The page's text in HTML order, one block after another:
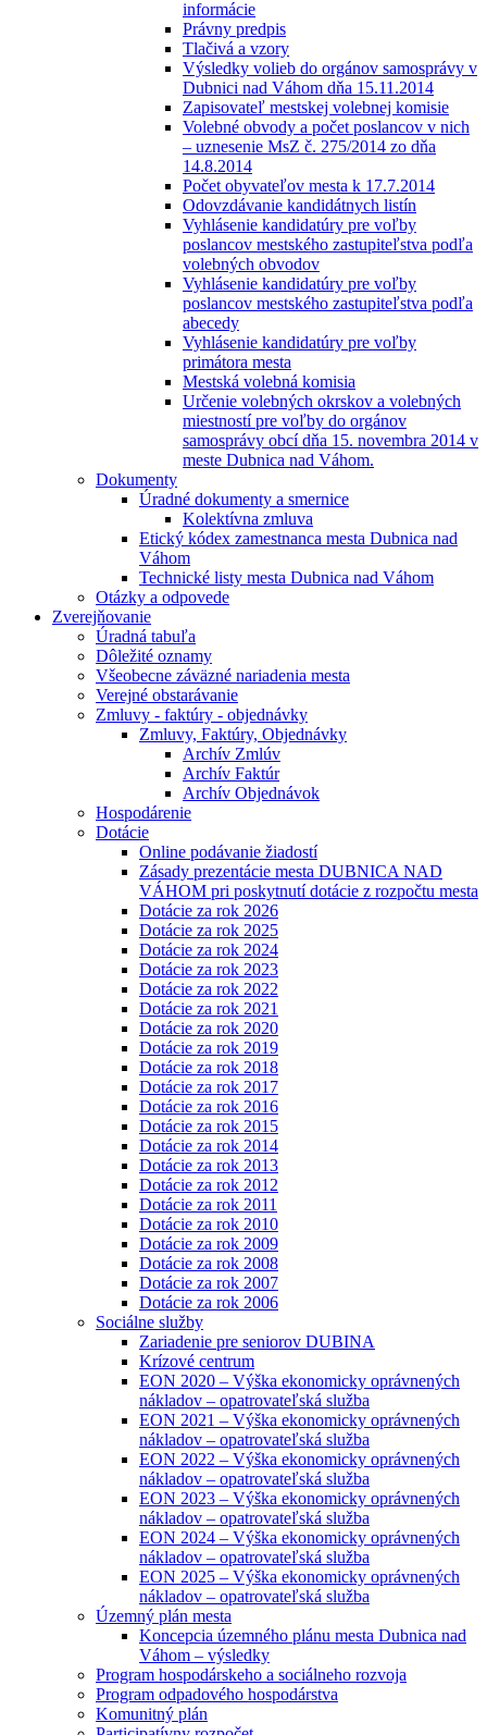
informácie
Právny predpis
Tlačivá a vzory
Výsledky volieb do orgánov samosprávy v
Dubnici nad Váhom dňa 15.11.2014
Zapisovateľ mestskej volebnej komisie
Volebné obvody a počet poslancov v nich
– uznesenie MsZ č. 275/2014 zo dňa
14.8.2014
Počet obyvateľov mesta k 17.7.2014
Odovzdávanie kandidátnych listín
Vyhlásenie kandidatúry pre voľby
poslancov mestského zastupiteľstva podľa
volebných obvodov
Vyhlásenie kandidatúry pre voľby
poslancov mestského zastupiteľstva podľa
abecedy
Vyhlásenie kandidatúry pre voľby
primátora mesta
Mestská volebná komisia
Určenie volebných okrskov a volebných
miestností pre voľby do orgánov
samosprávy obcí dňa 15. novembra 2014 v
meste Dubnica nad Váhom.
Dokumenty
Úradné dokumenty a smernice
Kolektívna zmluva
Etický kódex zamestnanca mesta Dubnica nad
Váhom
Technické listy mesta Dubnica nad Váhom
Otázky a odpovede
Zverejňovanie
Úradná tabuľa
Dôležité oznamy
Všeobecne záväzné nariadenia mesta
Verejné obstarávanie
Zmluvy - faktúry - objednávky
Zmluvy, Faktúry, Objednávky
Archív Zmlúv
Archív Faktúr
Archív Objednávok
Hospodárenie
Dotácie
Online podávanie žiadostí
Zásady prezentácie mesta DUBNICA NAD
VÁHOM pri poskytnutí dotácie z rozpočtu mesta
Dotácie za rok 2026
Dotácie za rok 2025
Dotácie za rok 2024
Dotácie za rok 2023
Dotácie za rok 2022
Dotácie za rok 2021
Dotácie za rok 2020
Dotácie za rok 2019
Dotácie za rok 2018
Dotácie za rok 2017
Dotácie za rok 2016
Dotácie za rok 2015
Dotácie za rok 2014
Dotácie za rok 2013
Dotácie za rok 2012
Dotácie za rok 2011
Dotácie za rok 2010
Dotácie za rok 2009
Dotácie za rok 2008
Dotácie za rok 2007
Dotácie za rok 2006
Sociálne služby
Zariadenie pre seniorov DUBINA
Krízové centrum
EON 2020 – Výška ekonomicky oprávnených
nákladov – opatrovateľská služba
EON 2021 – Výška ekonomicky oprávnených
nákladov – opatrovateľská služba
EON 2022 – Výška ekonomicky oprávnených
nákladov – opatrovateľská služba
EON 2023 – Výška ekonomicky oprávnených
nákladov – opatrovateľská služba
EON 2024 – Výška ekonomicky oprávnených
nákladov – opatrovateľská služba
EON 2025 – Výška ekonomicky oprávnených
nákladov – opatrovateľská služba
Územný plán mesta
Koncepcia územného plánu mesta Dubnica nad
Váhom – výsledky
Program hospodárskeho a sociálneho rozvoja
Program odpadového hospodárstva
Komunitný plán